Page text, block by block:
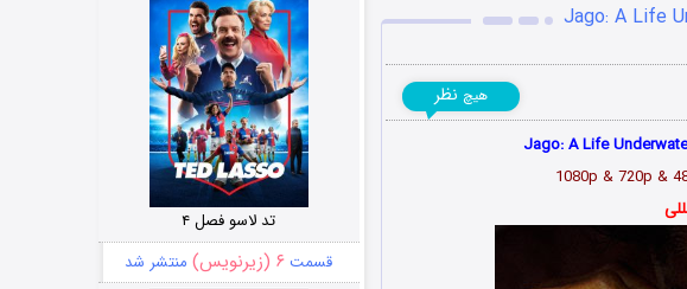
هیچ نظر
تد لاسو فصل ۴
قسمت ۶ (زیرنویس) منتشر شد